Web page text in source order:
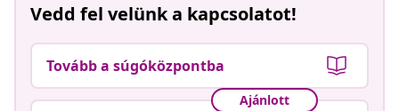
Vedd fel velünk a kapcsolatot!
Tovább a súgóközpontba
Ajánlott